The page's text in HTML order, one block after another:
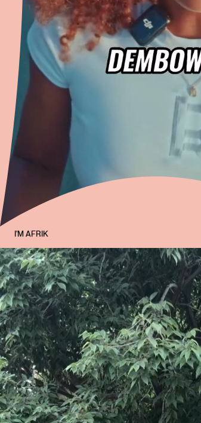
I'M AFRIK